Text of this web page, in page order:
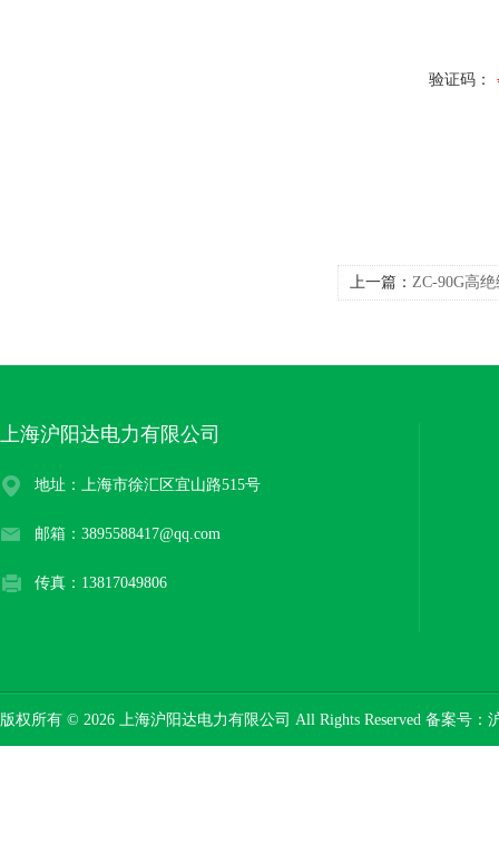
验证码：
上一篇： ZC-90G高
上海沪阳达电力有限公司
地址：上海市徐汇区宜山路515号
邮箱：3895588417@qq.com
传真：13817049806
版权所有 © 2026 上海沪阳达电力有限公司 All Rights Reserved 备案号：